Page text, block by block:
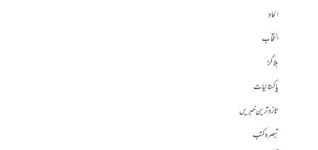
الحاد
انتخاب
بلاگز
پاکستانیات
تازہ ترین خبریں
تبصرہ کتب